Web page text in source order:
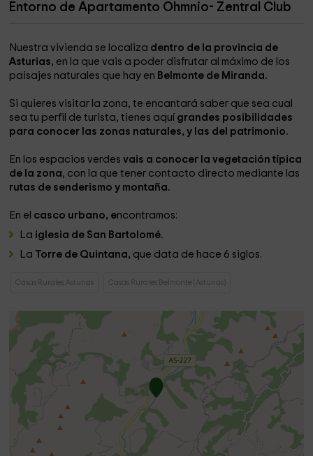
Entorno de Apartamento Ohmnio- Zentral Club
Nuestra vivienda se localiza dentro de la provincia de
Asturias, en la que vais a poder disfrutar al máximo de los
paisajes naturales que hay en Belmonte de Miranda.
Si quieres visitar la zona, te encantará saber que sea cual
sea tu perfil de turista, tienes aquí grandes posibilidades
para conocer las zonas naturales, y las del patrimonio.
En los espacios verdes vais a conocer la vegetación típica
de la zona, con la que tener contacto directo mediante las
rutas de senderismo y montaña.
En el casco urbano, encontramos:
La iglesia de San Bartolomé.
La Torre de Quintana, que data de hace 6 siglos.
Casas Rurales Asturias Casas Rurales Belmonte (Asturias)